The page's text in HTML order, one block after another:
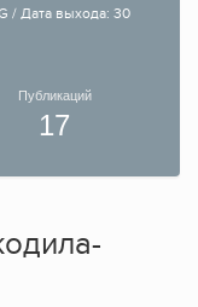
/ Дата выхода: 30
Публикаций
17